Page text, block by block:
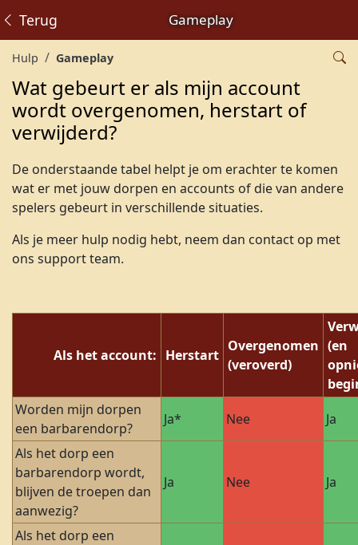
Gameplay
Terug
Hulp Gameplay
Wat gebeurt er als mijn account
wordt overgenomen, herstart of
verwijderd?
De onderstaande tabel helpt je om erachter te komen
wat er met jouw dorpen en accounts of die van andere
spelers gebeurt in verschillende situaties.
Als je meer hulp nodig hebt, neem dan contact op met
ons support team.
Als het account: Herstart
Overgenomen
(veroverd)
(en
Worden mijn dorpen
een barbarendorp?
Ja* Nee
Ja
Als het dorp een
barbarendorp wordt,
blijven de troepen dan
aanwezig?
Ja Nee Ja
Als het dorp een